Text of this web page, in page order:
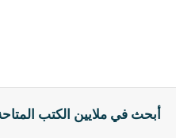
أبحث في ملايين الكتب